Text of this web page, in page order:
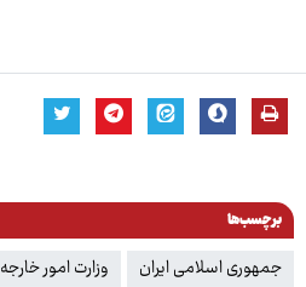
برچسب‌ها
جمهوری اسلامی ایران وزارت امور خارجه